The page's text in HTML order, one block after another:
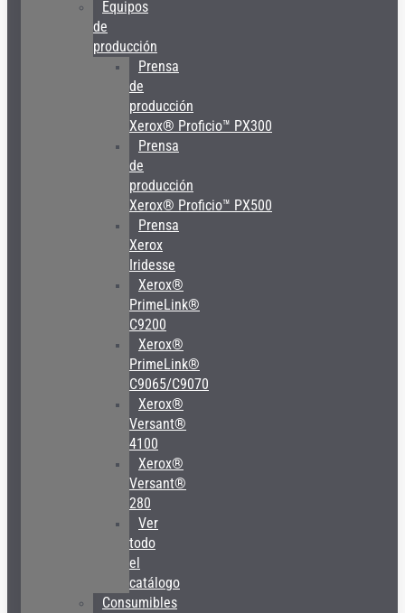
Equipos
de
producción
Prensa
de
producción
Xerox® Proficio™ PX300
Prensa
de
producción
Xerox® Proficio™ PX500
Prensa
Xerox
Iridesse
Xerox®
PrimeLink®
C9200
Xerox®
PrimeLink®
C9065/C9070
Xerox®
Versant®
4100
Xerox®
Versant®
280
Ver
todo
el
catálogo
Consumibles